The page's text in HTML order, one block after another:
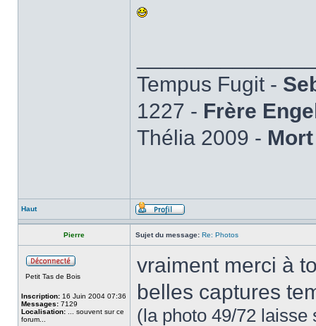
Tempus Fugit -
1227 - Frère
Thélia 2009 -
Haut
Pierre Sujet du message: Re: Photos
Petit Tas de Bois
Inscription: 16 Juin 2004 07:36
Messages: 7129
Localisation: ... souvent sur ce
forum...
vraiment merci à
belles captures
(la photo 49/72 laisse